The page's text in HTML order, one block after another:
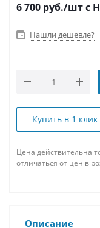
6 700 руб./штс
Нашли дешевле?
Купить в 1 клик
Цена действительна
отличаться от цен в
Описание